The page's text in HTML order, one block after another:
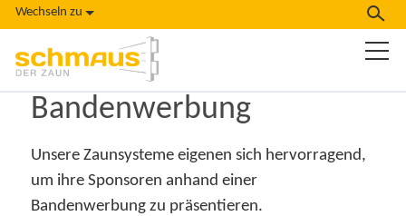
Wechseln zu
Bandenwerbung
Unsere Zaunsysteme eigenen sich hervorragend,
um ihre Sponsoren anhand einer
Bandenwerbung zu präsentieren.